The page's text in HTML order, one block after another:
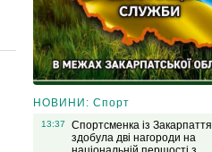
НОВИНИ: Спорт
13:37
Спортсменка із Закарпаття
здобула дві нагороди на